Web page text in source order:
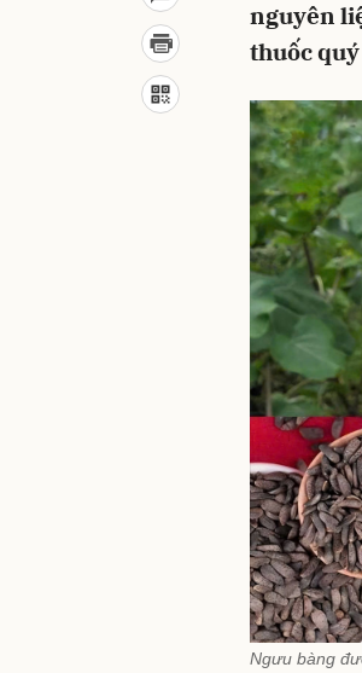
nguyên
thuốc
Ngưu bàng